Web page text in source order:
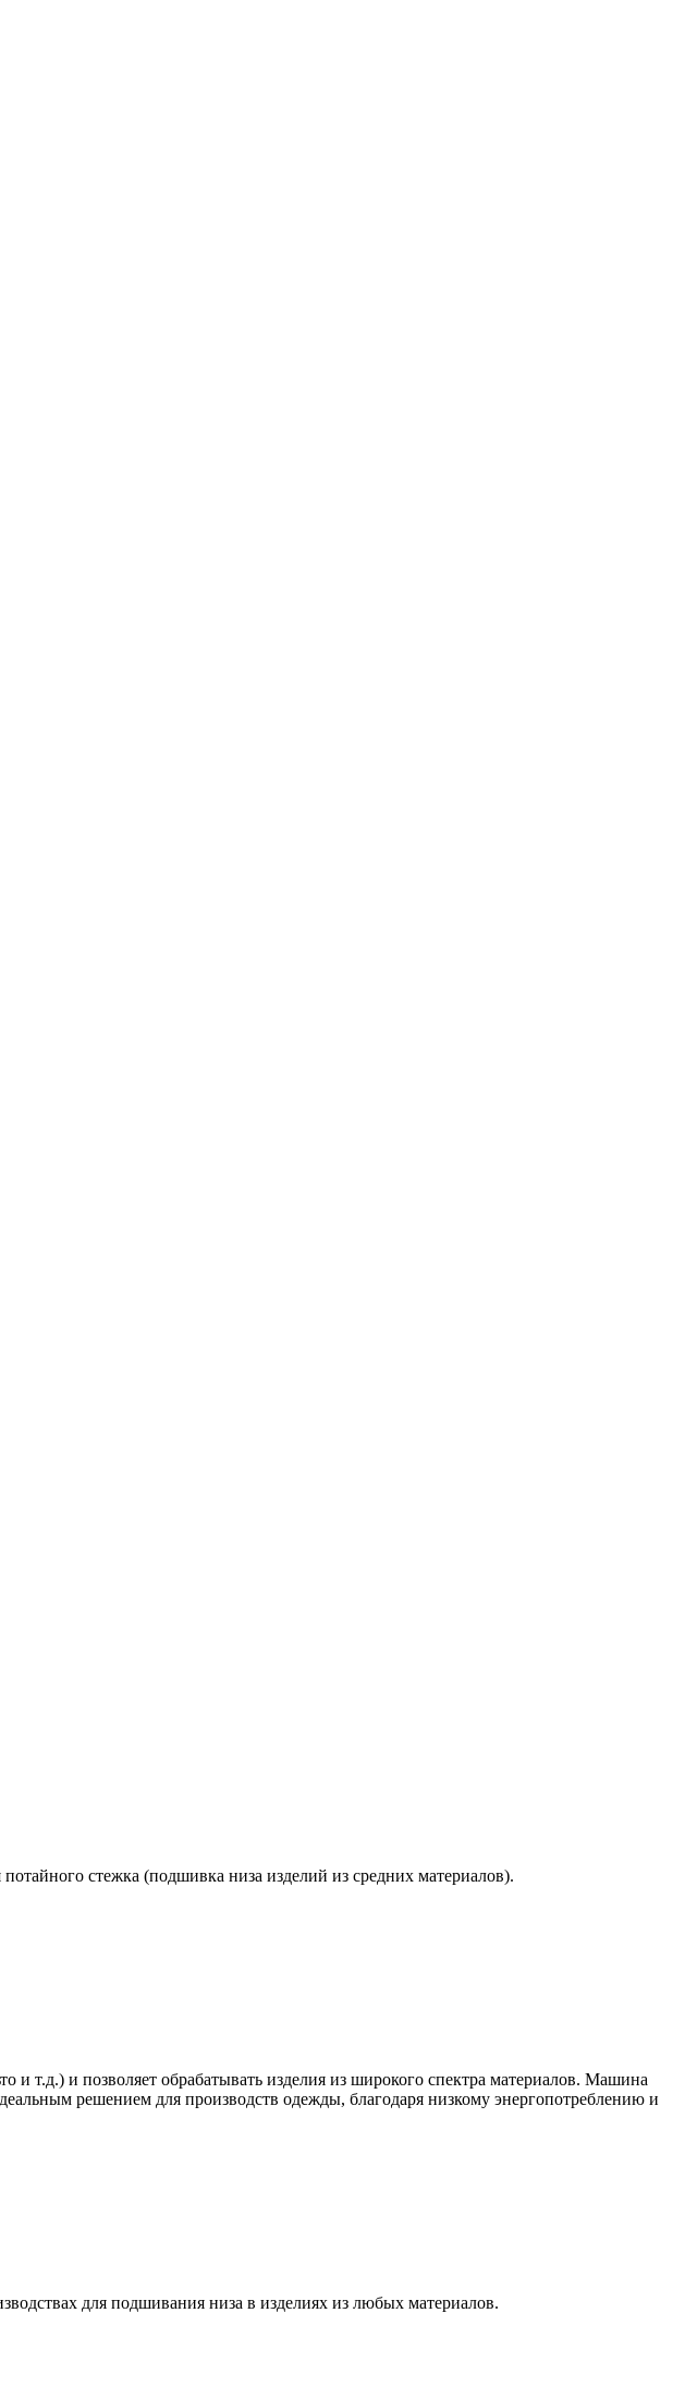
стежка (подшивка низа изделий из средних материалов).
т.д.) и позволяет обрабатывать изделия из широкого спектра материалов. Машина
решением для производств одежды, благодаря низкому энергопотреблению и
для подшивания низа в изделиях из любых материалов.